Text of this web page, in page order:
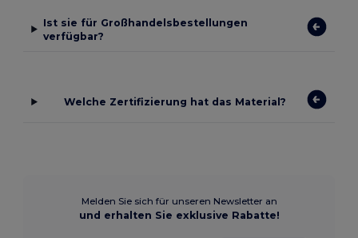
Ist sie für Großhandelsbestellungen
verfügbar?
Welche Zertifizierung hat das Material?
Melden Sie sich für unseren Newsletter an
und erhalten Sie exklusive Rabatte!